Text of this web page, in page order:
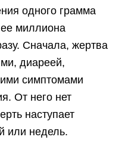
одного грамма
миллиона
Сначала, жертва
диареей,
симптомами
От него нет
наступает
или недель.